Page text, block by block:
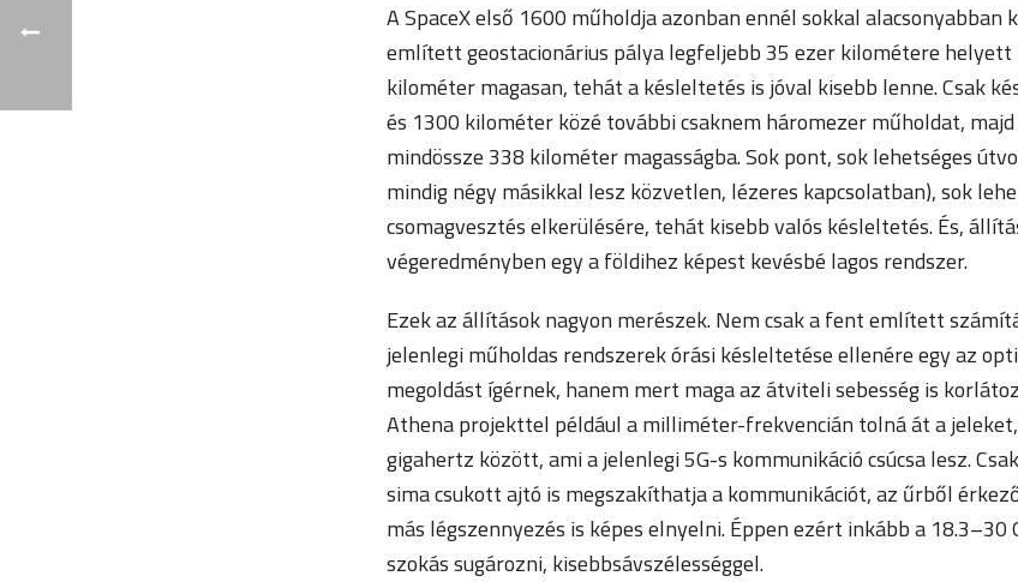
A SpaceX első 1600 műholdja azonban ennél sokkal alacsonyabban
említett geostacionárius pálya legfeljebb 35 ezer kilométere helyett
kilométer magasan, tehát a késleltetés is jóval kisebb lenne. Csak
és 1300 kilométer közé további csaknem háromezer műholdat,
mindössze 338 kilométer magasságba. Sok pont, sok lehetséges
mindig négy másikkal lesz közvetlen, lézeres kapcsolatban), sok
csomagvesztés elkerülésére, tehát kisebb valós késleltetés. És,
végeredményben egy a földihez képest kevésbé lagos rendszer.
Ezek az állítások nagyon merészek. Nem csak a fent említett
jelenlegi műholdas rendszerek órási késleltetése ellenére egy az
megoldást ígérnek, hanem mert maga az átviteli sebesség is
Athena projekttel például a milliméter-frekvencián tolná át a
gigahertz között, ami a jelenlegi 5G-s kommunikáció csúcsa lesz.
sima csukott ajtó is megszakíthatja a kommunikációt, az űrből
más légszennyezés is képes elnyelni. Éppen ezért inkább a
szokás sugározni, kisebbsávszélességgel.